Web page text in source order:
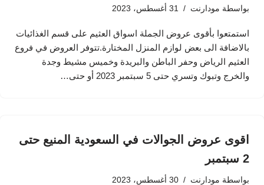
بواسطة مودارنت 31 أغسطس، 2023
استمتعوا بأقوى عروض الجملة اسواق العثيم على قسم الغذائيات
بالاضافة الى بعض لوازم المنزل المختارة.تتوفر العروض في فروع
العثيم الرياض وحفر الباطن والبريدة وخميس مشيط وجدة
والخرج وتبوك وتسري حتى 5 سبتمبر 2023 أو حتى…
اقوى عروض الجوالات في السعودية المنيع حتى
2 سبتمبر
بواسطة مودارنت 30 أغسطس، 2023